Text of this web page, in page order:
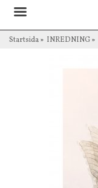
Startsida» INREDNING»